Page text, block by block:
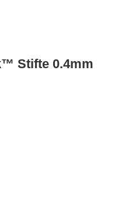
Stifte 0.4mm